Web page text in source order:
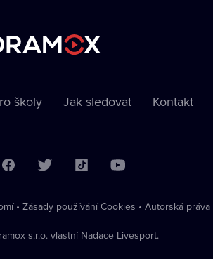
školy Jak sledovat Kontakt
• Zásady používání Cookies • Autorská práva
s.r.o. vlastní Nadace Livesport.